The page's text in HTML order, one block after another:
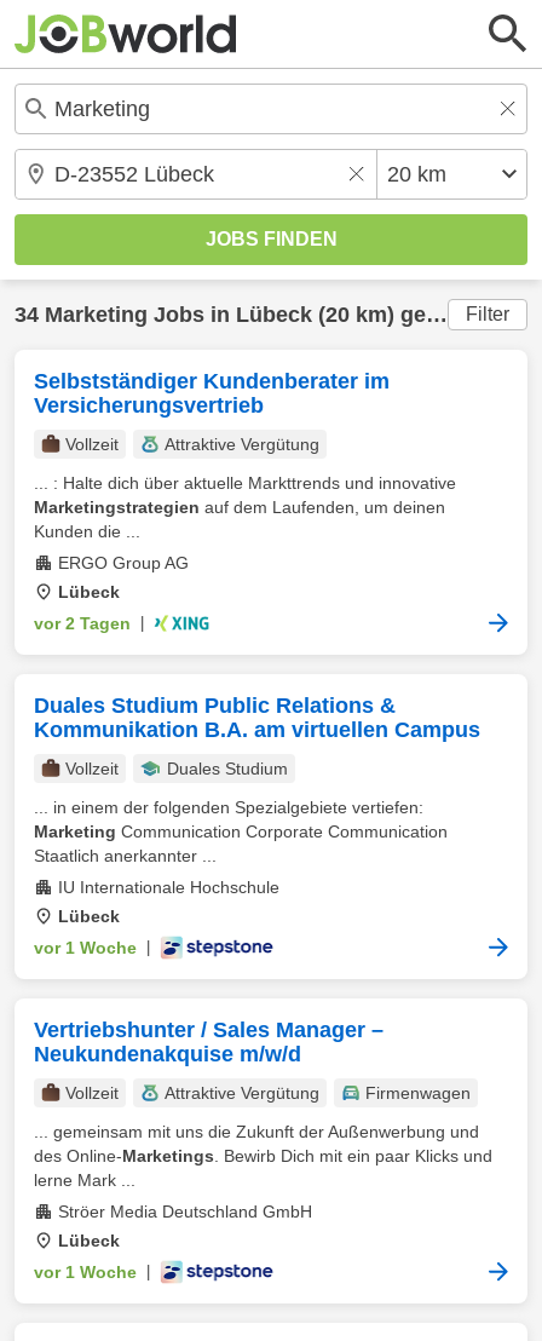
34 Marketing Jobs in Lübeck (20 km) gefunden Filter
Selbstständiger Kundenberater im
Versicherungsvertrieb
Vollzeit
Attraktive Vergütung
... : Halte dich über aktuelle Markttrends und innovative
Marketingstrategien auf dem Laufenden, um deinen
Kunden die ...
ERGO Group AG
Lübeck
vor 2 Tagen
Duales Studium Public Relations &
Kommunikation B.A. am virtuellen Campus
Vollzeit
Duales Studium
... in einem der folgenden Spezialgebiete vertiefen:
Marketing Communication Corporate Communication
Staatlich anerkannter ...
IU Internationale Hochschule
Lübeck
vor 1 Woche
Vertriebshunter / Sales Manager –
Neukundenakquise m/w/d
Vollzeit Attraktive Vergütung
Firmenwagen
... gemeinsam mit uns die Zukunft der Außenwerbung und
des Online-Marketings . Bewirb Dich mit ein paar Klicks und
lerne Mark ...
Ströer Media Deutschland GmbH
Lübeck
vor 1 Woche